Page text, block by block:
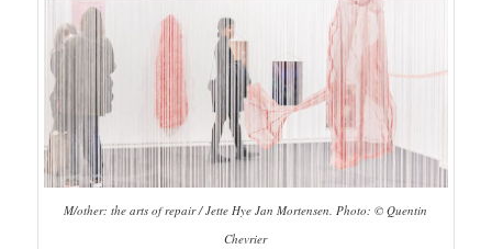
M/other: the arts of repair / Jette Hye Jan Mortensen. Photo: © Quentin
Chevrier